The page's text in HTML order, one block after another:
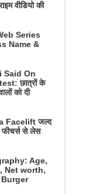
वीडियो की
Series
Name &
Said On
छात्रों के
को दी
Facelift जल्द
फीचर्स से लेस
Age,
Net worth,